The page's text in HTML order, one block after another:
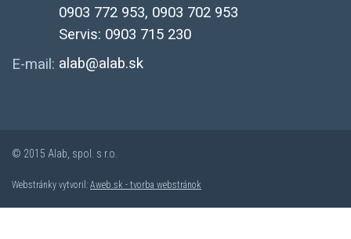
0903 772 953, 0903 702 953
Servis: 0903 715 230
E-mail: alab@alab.sk
© 2015 Alab, spol. s r.o.
Webstránky vytvoril: Aweb.sk - tvorba webstránok